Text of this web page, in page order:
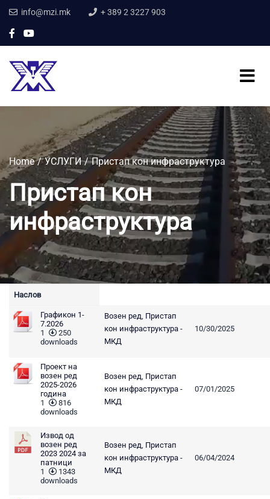
info@mzi.mk + 389 2 3227 903
Home УСЛУГИ Пристап кон инфраструктура
Пристап кон
инфраструктура
Наслов
Графикон 1-
7.2026
1
250
downloads
Возен ред, Пристап
кон инфраструктура -
МКД
10/30/2025
Проект на
возен ред
2025-2026
година
1
816
downloads
Возен ред, Пристап
кон инфраструктура -
МКД
07/01/2025
Извод од
возен ред
2023 2024 за
патници
1
1343
downloads
Возен ред, Пристап
кон инфраструктура -
МКД
06/04/2024